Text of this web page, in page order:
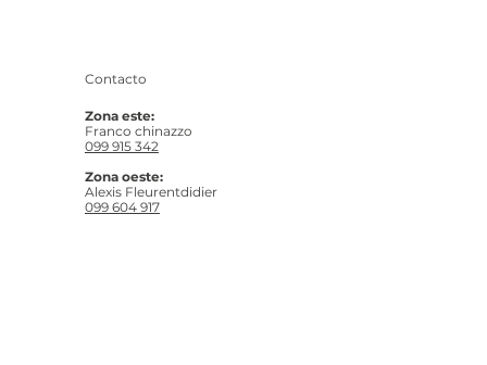
Contacto
Zona este:
Franco chinazzo
099 915 342
Zona oeste:
Alexis Fleurentdidier
099 604 917